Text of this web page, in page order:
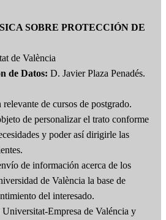
SOBRE PROTECCIÓN DE
de València
de Datos: D. Javier Plaza Penadés.
de cursos de postgrado.
de personalizar el trato conforme
y poder así dirigirle las
de información acerca de los
de València la base de
del interesado.
Empresa de Valéncia y